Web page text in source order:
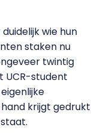
wie hun
staken nu
twintig
UCR-student
krijgt gedrukt